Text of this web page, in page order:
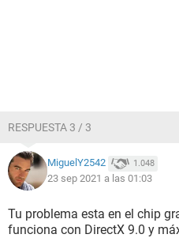
RESPUESTA 3 / 3
MiguelY2542 1.048
23 sep 2021 a las 01:03
Tu problema esta en el chip
funciona con DirectX 9.0 y